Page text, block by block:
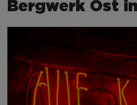
Bergwerk Ost